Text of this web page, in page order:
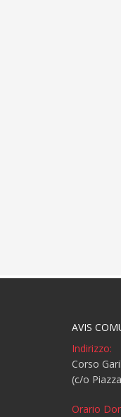
AVIS
Indirizzo:
Corso
(c/o
Orario